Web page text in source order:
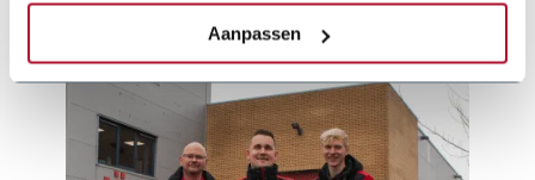
Aanpassen